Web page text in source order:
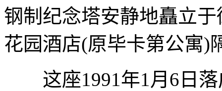
钢制纪念塔安静地矗立
花园酒店(原毕卡第公寓)
这座1991年1月6日落